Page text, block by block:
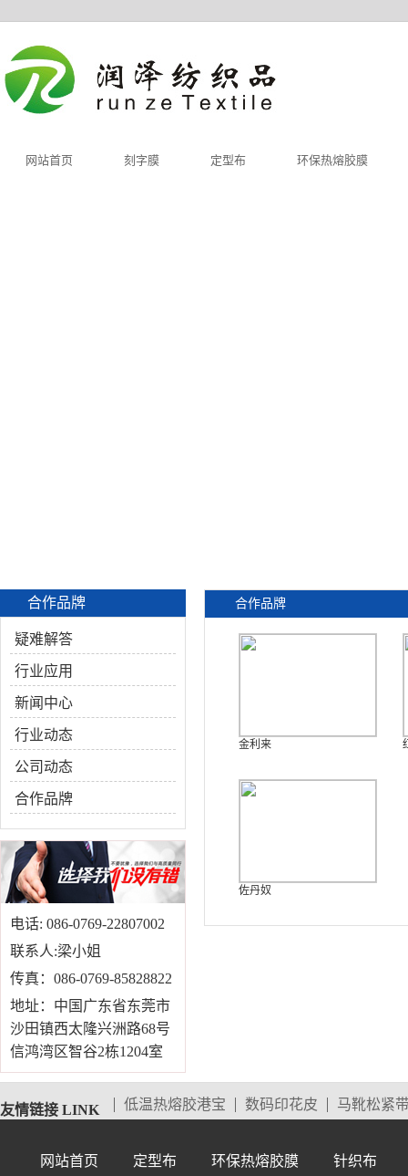
网站首页 刻字膜 定型布 环保热熔胶膜
合作品牌
疑难解答
行业应用
新闻中心
行业动态
公司动态
合作品牌
电话: 086-0769-22807002
联系人:梁小姐
传真：086-0769-85828822
地址：中国广东省东莞市
沙田镇西太隆兴洲路68号
信鸿湾区智谷2栋1204室
合作品牌
金利来
佐丹奴
友情链接 LINK 低温热熔胶港宝 数码印花皮 马靴松紧
网站首页 定型布 环保热熔胶膜 针织布